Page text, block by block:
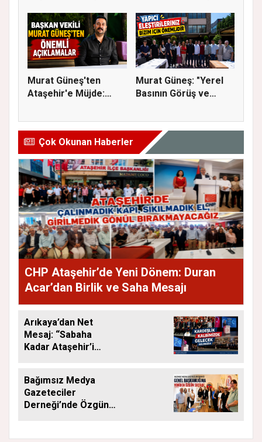
Murat Güneş'ten
Ataşehir'e Müjde:
Murat Güneş: "Yerel
Basının Görüş ve
Çok Okunan Haberler
CHP Ataşehir’de Yeni Dönem: Duran
Acar’dan Birlik ve Saha Mesajı
Arıkaya’dan Net
Mesaj: “Sabaha
Kadar Ataşehir’i
Bağımsız Medya
Gazeteciler
Derneği’nde Özgün